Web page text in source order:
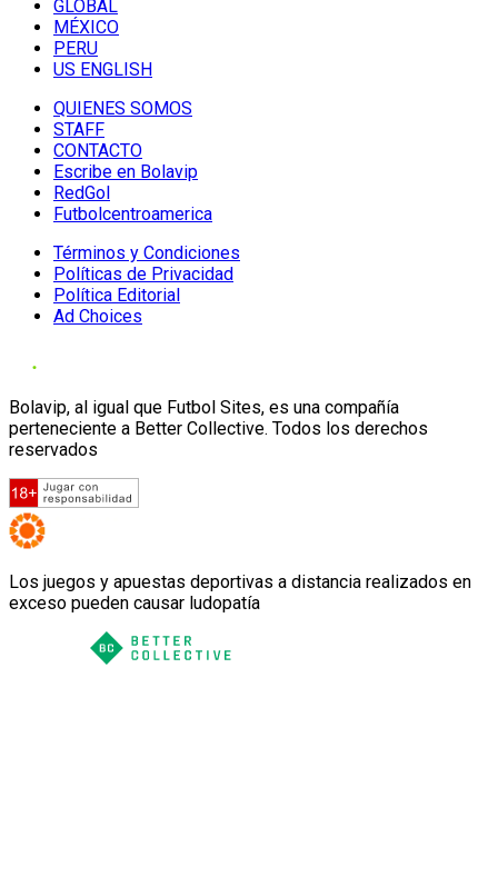
GLOBAL
MÉXICO
PERU
US ENGLISH
QUIENES SOMOS
STAFF
CONTACTO
Escribe en Bolavip
RedGol
Futbolcentroamerica
Términos y Condiciones
Políticas de Privacidad
Política Editorial
Ad Choices
Bolavip, al igual que Futbol Sites, es una compañía
perteneciente a Better Collective. Todos los derechos
reservados
Los juegos y apuestas deportivas a distancia realizados en
exceso pueden causar ludopatía